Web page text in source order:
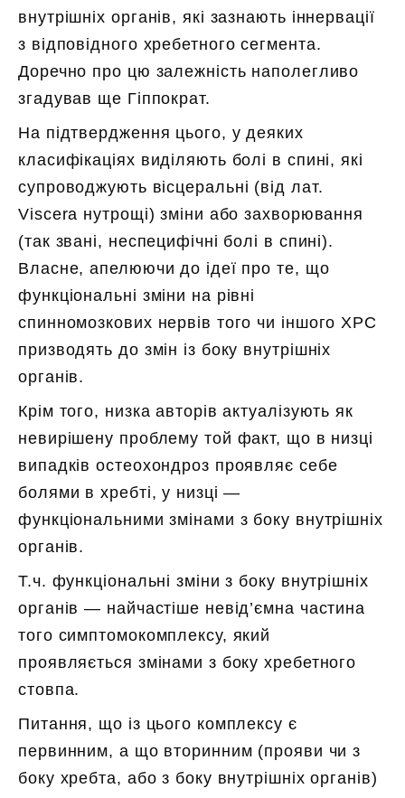
внутрішніх органів, які зазнають іннервації
з відповідного хребетного сегмента.
Доречно про цю залежність наполегливо
згадував ще Гіппократ.
На підтвердження цього, у деяких
класифікаціях виділяють болі в спині, які
супроводжують вісцеральні (від лат.
Viscera нутрощі) зміни або захворювання
(так звані, неспецифічні болі в спині).
Власне, апелюючи до ідеї про те, що
функціональні зміни на рівні
спинномозкових нервів того чи іншого ХРС
призводять до змін із боку внутрішніх
органів.
Крім того, низка авторів актуалізують як
невирішену проблему той факт, що в низці
випадків остеохондроз проявляє себе
болями в хребті, у низці —
функціональними змінами з боку внутрішніх
органів.
Т.ч. функціональні зміни з боку внутрішніх
органів — найчастіше невід’ємна частина
того симптомокомплексу, який
проявляється змінами з боку хребетного
стовпа.
Питання, що із цього комплексу є
первинним, а що вторинним (прояви чи з
боку хребта, або з боку внутрішніх органів)